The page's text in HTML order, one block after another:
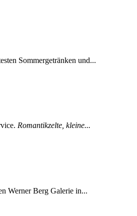
Sommergetränken und...
Romantikzelte, kleine...
Werner Berg Galerie in...